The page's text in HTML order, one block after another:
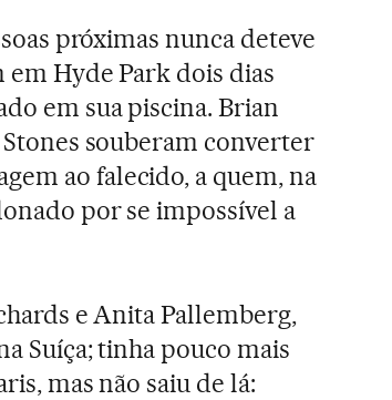
próximas nunca deteve
em Hyde Park dois dias
em sua piscina. Brian
souberam converter
ao falecido, a quem, na
por se impossível a
e Anita Pallemberg,
Suíça; tinha pouco mais
mas não saiu de lá: